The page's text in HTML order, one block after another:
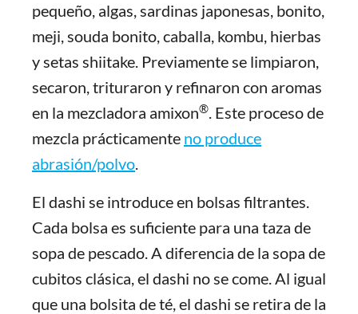
pequeño, algas, sardinas japonesas, bonito,
meji, souda bonito, caballa, kombu, hierbas
y setas shiitake. Previamente se limpiaron,
secaron, trituraron y refinaron con aromas
en la mezcladora amixon®. Este proceso de
mezcla prácticamente no produce
abrasión/polvo.
El dashi se introduce en bolsas filtrantes.
Cada bolsa es suficiente para una taza de
sopa de pescado. A diferencia de la sopa de
cubitos clásica, el dashi no se come. Al igual
que una bolsita de té, el dashi se retira de la